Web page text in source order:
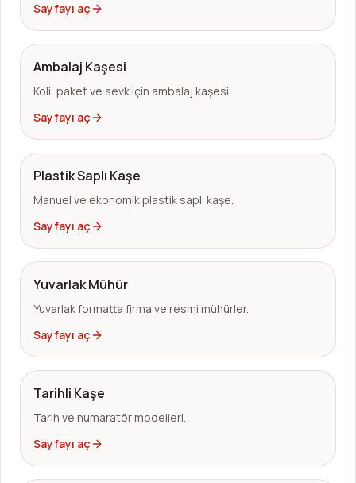
Sayfayı aç
Ambalaj Kaşesi
Koli, paket ve sevk için ambalaj kaşesi.
Sayfayı aç
Plastik Saplı Kaşe
Manuel ve ekonomik plastik saplı kaşe.
Sayfayı aç
Yuvarlak Mühür
Yuvarlak formatta firma ve resmi mühürler.
Sayfayı aç
Tarihli Kaşe
Tarih ve numaratör modelleri.
Sayfayı aç